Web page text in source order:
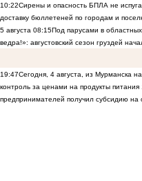
10:22Сирены и опасность БПЛА не
доставку бюллетеней по городам и
5 августа 08:15Под парусами в
ведра!»: августовский сезон груздей
19:47Сегодня, 4 августа, из Мурманска
контроль за ценами на продукты питания
предпринимателей получил субсидию на